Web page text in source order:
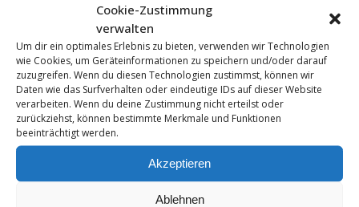
Cookie-Zustimmung
verwalten
Um dir ein optimales Erlebnis zu bieten, verwenden wir Technologien
wie Cookies, um Geräteinformationen zu speichern und/oder darauf
zuzugreifen. Wenn du diesen Technologien zustimmst, können wir
Daten wie das Surfverhalten oder eindeutige IDs auf dieser Website
verarbeiten. Wenn du deine Zustimmung nicht erteilst oder
zurückziehst, können bestimmte Merkmale und Funktionen
beeinträchtigt werden.
Akzeptieren
Ablehnen
KOMMENTAR HINZUFÜGEN